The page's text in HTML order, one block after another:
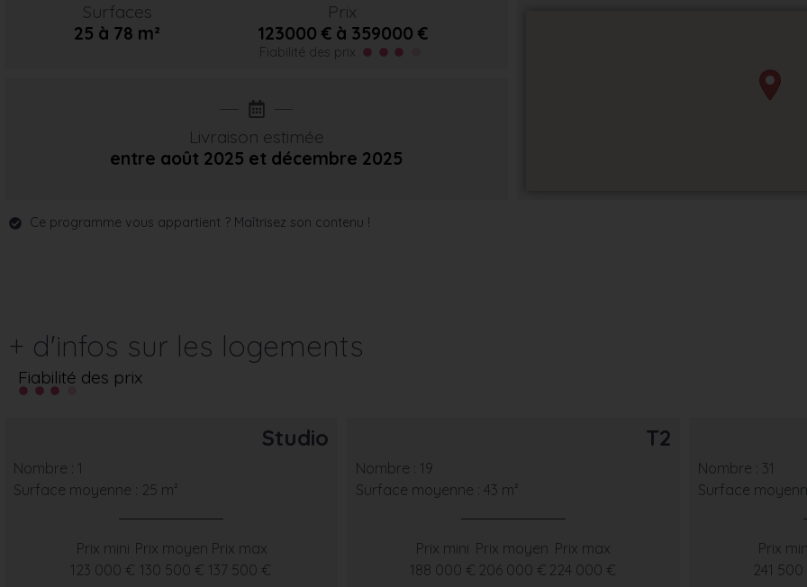
Surfaces
25 à 78 m²
Prix
123000 € à 359000 €
Fiabilité des prix
Livraison estimée
entre août 2025 et décembre 2025
Ce programme vous appartient ? Maîtrisez son contenu !
+ d'infos sur les logements
Fiabilité des prix
Studio
Nombre : 1
Surface moyenne : 25 m²
Prix mini
123 000 €
Prix moyen
130 500 €
Prix max
137 500 €
T2
Nombre : 19
Surface moyenne : 43 m²
Prix mini
188 000 €
Prix moyen
206 000 €
Prix max
224 000 €
Nombre : 31
Surface
Prix
241 500